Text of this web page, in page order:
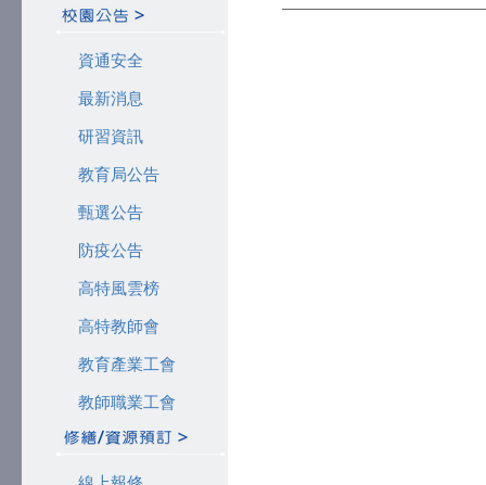
資通安全
最新消息
研習資訊
教育局公告
甄選公告
防疫公告
高特風雲榜
高特教師會
教育產業工會
教師職業工會